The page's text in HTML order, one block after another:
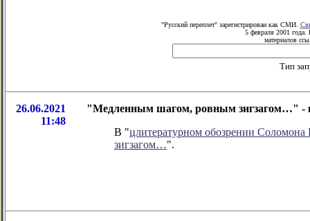
"Русский переплет" зарегистрирован как СМИ.
5 февраля 2001 года.
материалов
Тип
26.06.2021
11:48
"Медленным шагом, ровным зигзагом…" -
В "цлитературном обозрении
зигзагом…".